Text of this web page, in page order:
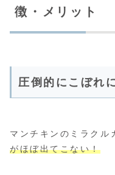
徴・メリット
圧倒的にこぼれ
マンチキンのミラクル
がほぼ出てこない！